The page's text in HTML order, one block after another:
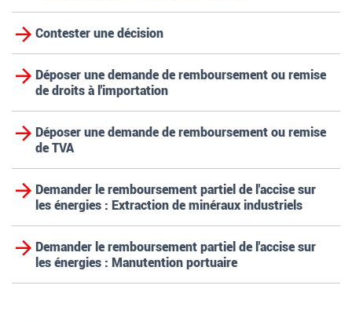
Contester une décision
Déposer une demande de remboursement ou remise
de droits à l'importation
Déposer une demande de remboursement ou remise
de TVA
Demander le remboursement partiel de l'accise sur
les énergies : Extraction de minéraux industriels
Demander le remboursement partiel de l'accise sur
les énergies : Manutention portuaire